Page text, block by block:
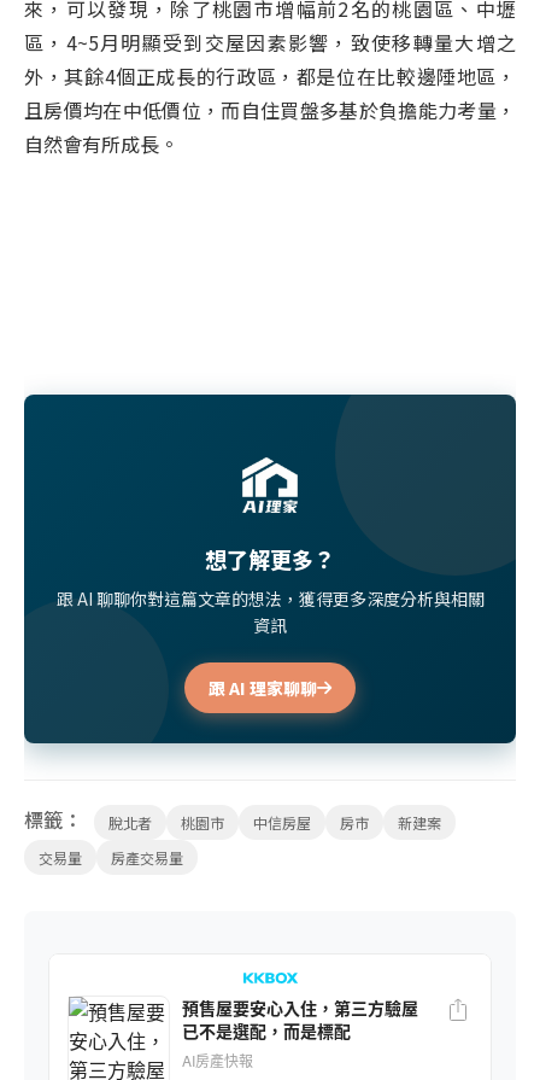
來，可以發現，除了桃園市增幅前2名的桃園區、中壢
區， 4~5月明顯受到交屋因素影響，致使移轉量大增之
外，其餘4個正成長的行政區，都是位在比較邊陲地區，
且房價均在中低價位，而自住買盤多基於負擔能力考量，
自然會有所成長。
想了解更多？
跟 AI 聊聊你對這篇文章的想法，獲得更多深度分析與相關
資訊
跟 AI 理家聊聊
標籤： 脫北者 桃園市 中信房屋 房市
新建案
交易量
房產交易量